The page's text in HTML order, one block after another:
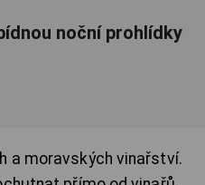
noční prohlídky
a moravských vinařství.